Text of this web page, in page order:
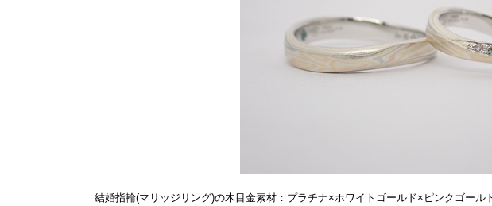
結婚指輪(マリッジリング)の木目金素材：プラチナ×ホワイトゴールド×ピンクゴー